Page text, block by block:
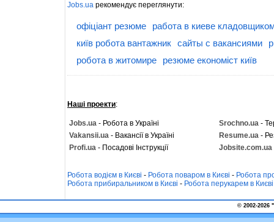
Jobs.ua рекомендує переглянути:
офіціант резюме
работа в киеве
київ робота вантажник сайты с вакансиями
робота в житомире
резюме економіст київ
Наші проекти:
Jobs.ua - Робота в Україні Srochno.ua -
Vakansii.ua - Вакансії в Україні Resume.ua -
Profi.ua - Посадові Інструкції Jobsite.com.ua
Робота водієм в Києві - Робота поваром в Києві - Робота
Робота прибиральником в Києві - Робота перукарем в Києві
© 2002-2026